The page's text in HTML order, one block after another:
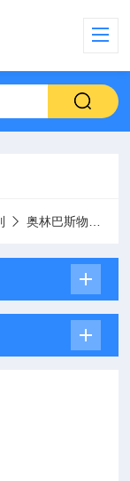
奥林巴斯物镜